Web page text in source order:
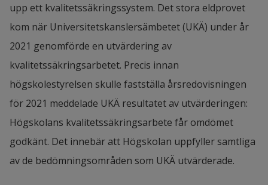
upp ett kvalitetssäkringssystem. Det stora eldprovet
kom när Universitetskanslersämbetet (UKÄ) under år
2021 genomförde en utvärdering av
kvalitetssäkringsarbetet. Precis innan
högskolestyrelsen skulle fastställa årsredovisningen
för 2021 meddelade UKÄ resultatet av utvärderingen:
Högskolans kvalitetssäkringsarbete får omdömet
godkänt. Det innebär att Högskolan uppfyller samtliga
av de bedömningsområden som UKÄ utvärderade.